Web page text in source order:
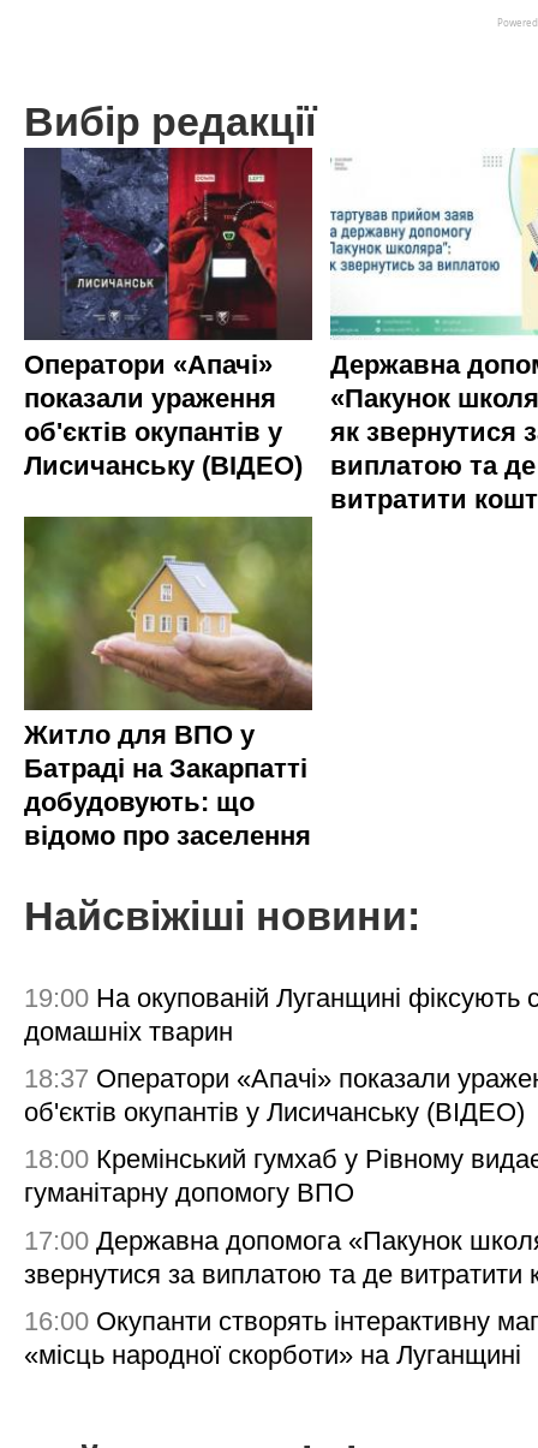
Вибір редакції
Оператори «Апачі»
показали ураження
об'єктів окупантів у
Лисичанську (ВІДЕО)
Державна
«Пакунок
як звернутися
виплатою та де
витратити
Житло для ВПО у
Батраді на Закарпатті
добудовують: що
відомо про заселення
Найсвіжіші новини:
19:00 На окупованій Луганщині фіксують
домашніх тварин
18:37 Оператори «Апачі» показали
об'єктів окупантів у Лисичанську (ВІДЕО)
18:00 Кремінський гумхаб у Рівному
гуманітарну допомогу ВПО
17:00 Державна допомога «Пакунок
звернутися за виплатою та де витратити
16:00 Окупанти створять інтерактивну
«місць народної скорботи» на Луганщині